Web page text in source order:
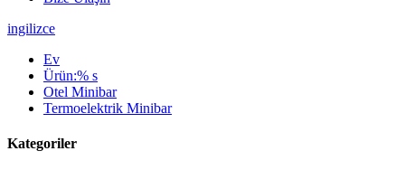
ingilizce
Ev
Ürün:% s
Otel Minibar
Termoelektrik Minibar
Kategoriler